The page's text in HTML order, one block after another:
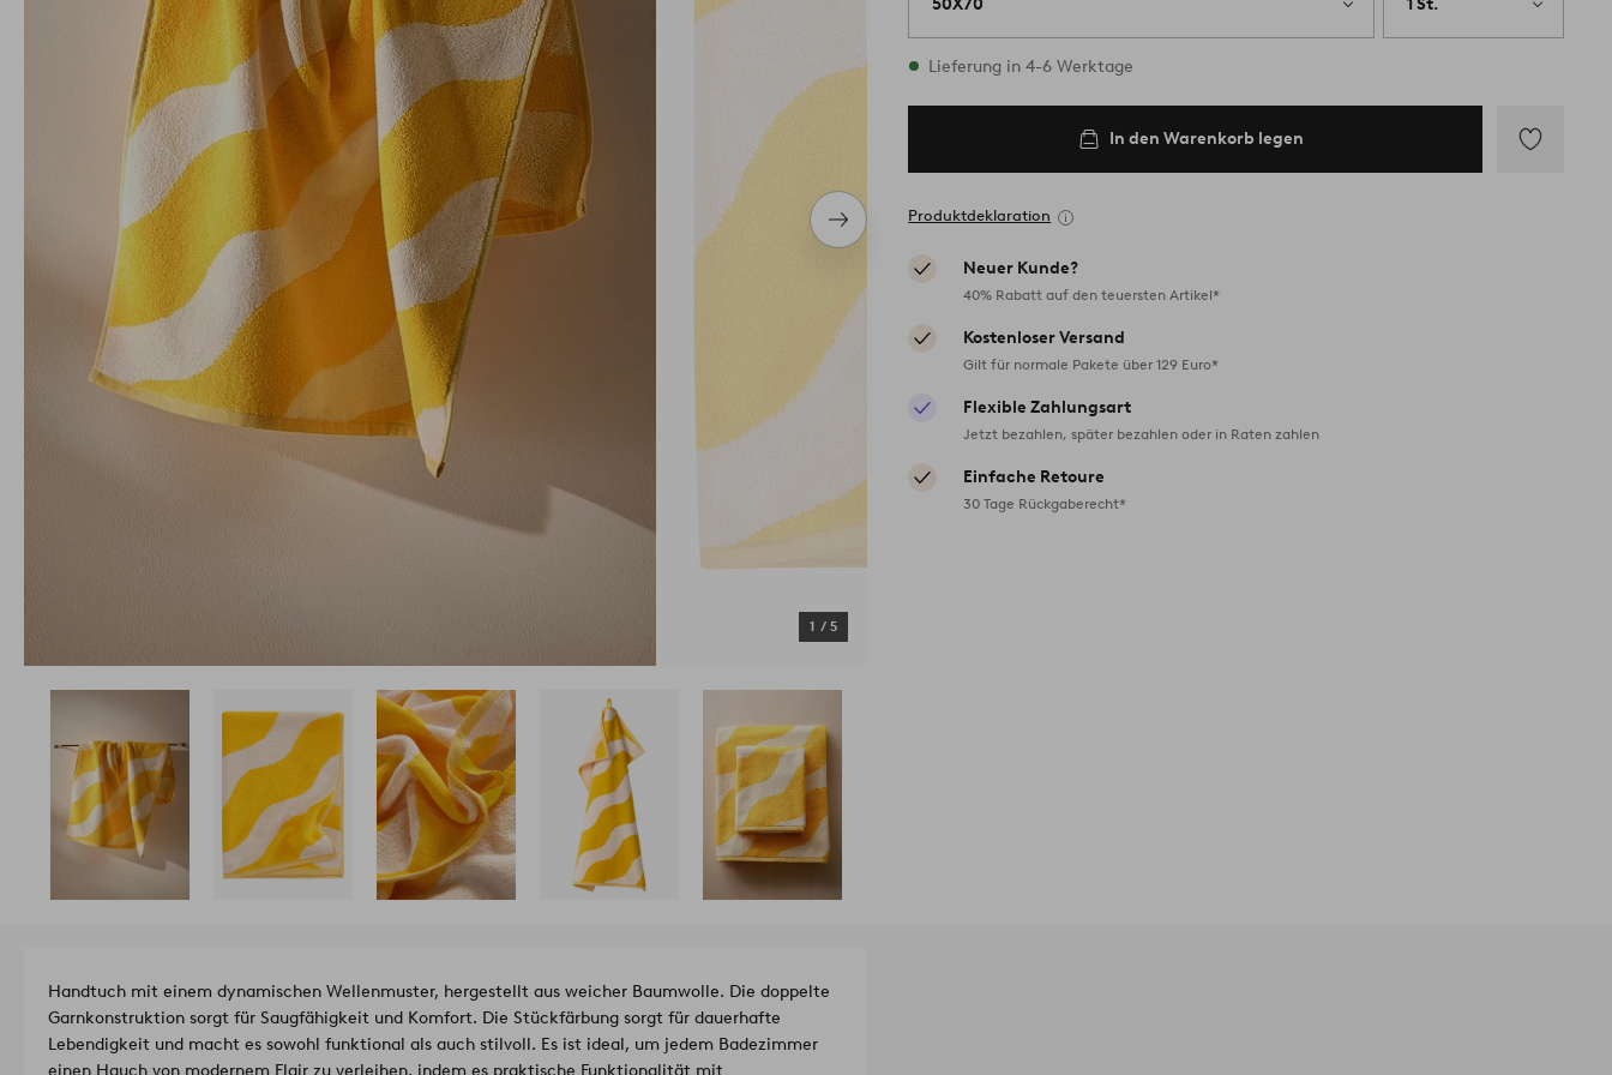
Nächstes
Produkt
1 / 5
50X70 1 St.
Vorrätig
Lieferung in 4-6 Werktage
In den Warenkorb legen
Produktdeklaration
Neuer Kunde?
40% Rabatt auf den teuersten Artikel*
Kostenloser Versand
Gilt für normale Pakete über 129 Euro*
Flexible Zahlungsart
Jetzt bezahlen, später bezahlen oder in Raten zahlen
Einfache Retoure
30 Tage Rückgaberecht*
Handtuch mit einem dynamischen Wellenmuster, hergestellt aus weicher Baumwolle. Die doppelte
Garnkonstruktion sorgt für Saugfähigkeit und Komfort. Die Stückfärbung sorgt für dauerhafte
Lebendigkeit und macht es sowohl funktional als auch stilvoll. Es ist ideal, um jedem Badezimmer
einen Hauch von modernem Flair zu verleihen, indem es praktische Funktionalität mit